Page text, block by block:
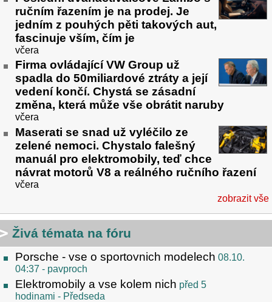
ručním řazením je na prodej. Je
jedním z pouhých pěti takových aut,
fascinuje vším, čím je
včera
Firma ovládající VW Group už
spadla do 50miliardové ztráty a její
vedení končí. Chystá se zásadní
změna, která může vše obrátit naruby
včera
Maserati se snad už vyléčilo ze
zelené nemoci. Chystalo falešný
manuál pro elektromobily, teď chce
návrat motorů V8 a reálného ručního řazení
včera
zobrazit vše
Živá témata na fóru
Porsche - vse o sportovnich modelech 08.10.
04:37 - pavproch
Elektromobily a vse kolem nich před 5
hodinami - Předseda